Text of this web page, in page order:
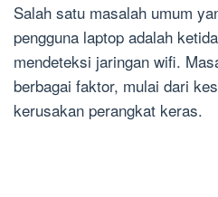
Salah satu masalah umum
pengguna laptop adalah
mendeteksi jaringan wifi.
berbagai faktor, mulai dari
kerusakan perangkat keras.